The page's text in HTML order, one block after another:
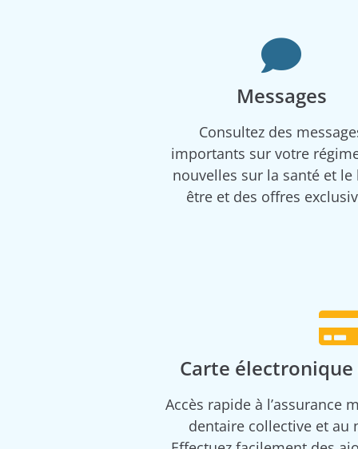
Messages
Consultez des
importants sur votre
nouvelles sur la santé et le
être et des offres
Carte
Accès rapide à l’assurance
dentaire collective et au